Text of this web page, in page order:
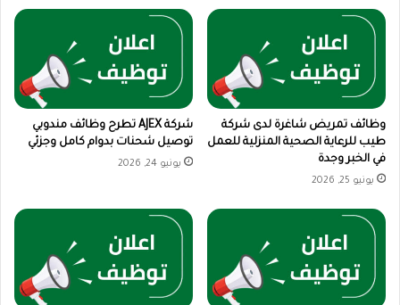
وظائف تمريض شاغرة لدى شركة
طيب للرعاية الصحية المنزلية للعمل
في الخبر وجدة
يونيو 25, 2026
شركة AJEX تطرح وظائف مندوبي
توصيل شحنات بدوام كامل وجزئي
يونيو 24, 2026